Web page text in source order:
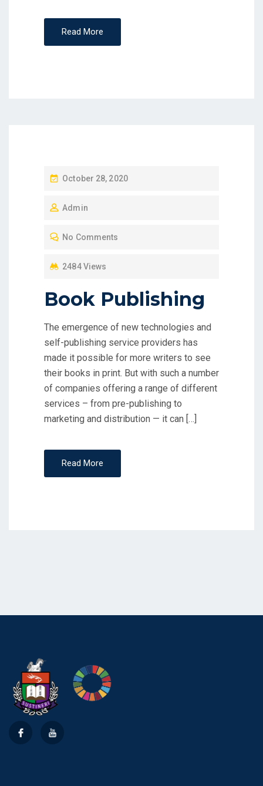
Read More
P
S
October 28, 2020
Admin
No Comments
2484 Views
Book Publishing
The emergence of new technologies and
self-publishing service providers has
made it possible for more writers to see
their books in print. But with such a number
of companies offering a range of different
services – from pre-publishing to
marketing and distribution — it can […]
Read More